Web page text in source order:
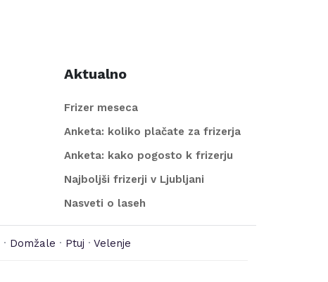
Aktualno
Frizer meseca
Anketa: koliko plačate za frizerja
Anketa: kako pogosto k frizerju
Najboljši frizerji v Ljubljani
Nasveti o laseh
· Domžale · Ptuj · Velenje